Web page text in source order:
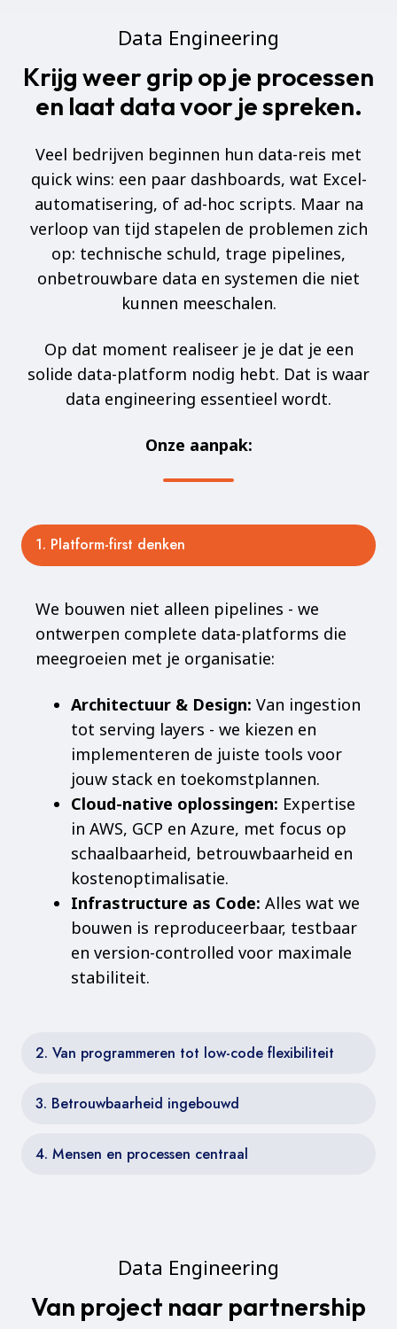
Data Engineering
Krijg weer grip op je processen
en laat data voor je spreken.
Veel bedrijven beginnen hun data-reis met
quick wins: een paar dashboards, wat Excel-
automatisering, of ad-hoc scripts. Maar na
verloop van tijd stapelen de problemen zich
op: technische schuld, trage pipelines,
onbetrouwbare data en systemen die niet
kunnen meeschalen.
Op dat moment realiseer je je dat je een
solide data-platform nodig hebt. Dat is waar
data engineering essentieel wordt.
Onze aanpak:
1. Platform-first denken
We bouwen niet alleen pipelines - we
ontwerpen complete data-platforms die
meegroeien met je organisatie:
Architectuur & Design: Van ingestion
tot serving layers - we kiezen en
implementeren de juiste tools voor
jouw stack en toekomstplannen.
Cloud-native oplossingen: Expertise
in AWS, GCP en Azure, met focus op
schaalbaarheid, betrouwbaarheid en
kostenoptimalisatie.
Infrastructure as Code: Alles wat we
bouwen is reproduceerbaar, testbaar
en version-controlled voor maximale
stabiliteit.
2. Van programmeren tot low-code flexibiliteit
3. Betrouwbaarheid ingebouwd
4. Mensen en processen centraal
Data Engineering
Van project naar partnership